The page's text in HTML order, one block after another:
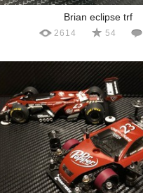
Brian eclipse trf
2614 54